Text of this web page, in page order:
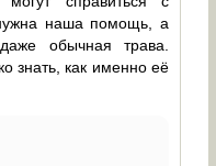
наша помощь, а
обычная трава.
знать, как именно её